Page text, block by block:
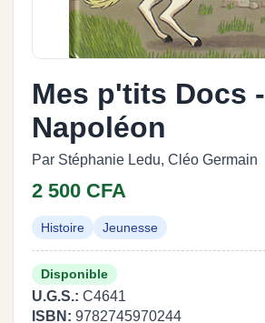
Mes p'tits Docs -
Napoléon
Par Stéphanie Ledu, Cléo Germain
2 500 CFA
Histoire Jeunesse
Disponible
U.G.S.: C4641
ISBN: 9782745970244